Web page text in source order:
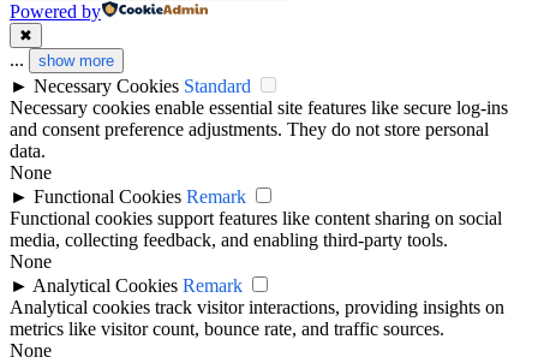
Powered by
✖
... show more
► Necessary Cookies Standard
Necessary cookies enable essential site features like secure log-ins
and consent preference adjustments. They do not store personal
data.
None
► Functional Cookies Remark
Functional cookies support features like content sharing on social
media, collecting feedback, and enabling third-party tools.
None
► Analytical Cookies Remark
Analytical cookies track visitor interactions, providing insights on
metrics like visitor count, bounce rate, and traffic sources.
None